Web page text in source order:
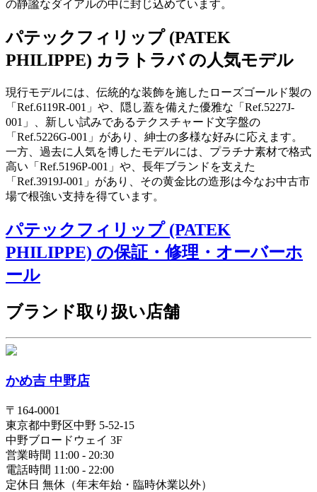
の静謐なダイアルの中に封じ込めています。
パテックフィリップ (PATEK
PHILIPPE) カラトラバ の人気モデル
現行モデルには、伝統的な装飾を施したローズゴールド製の
「Ref.6119R-001」や、隠し蓋を備えた優雅な「Ref.5227J-
001」、新しい試みであるテクスチャード文字盤の
「Ref.5226G-001」があり、紳士の多様な好みに応えます。
一方、過去に人気を博したモデルには、プラチナ素材で格式
高い「Ref.5196P-001」や、長年ブランドを支えた
「Ref.3919J-001」があり、その黄金比の造形は今なお中古市
場で根強い支持を得ています。
パテックフィリップ (PATEK
PHILIPPE) の保証・修理・オーバーホ
ール
ブランド取り扱い店舗
かめ吉 中野店
〒 164-0001
東京都中野区中野 5-52-15
中野ブロードウェイ 3F
営業時間 11:00 - 20:30
電話時間 11:00 - 22:00
定休日 無休（年末年始・臨時休業以外）